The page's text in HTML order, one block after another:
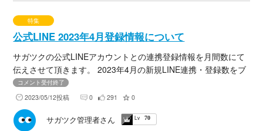
一緒にお伝えいたしますので、ぜひ今後の対策のご参考にして
みてください。
特集
公式LINE 2023年4月登録情報について
サガツクの公式LINEアカウントとの連携登録情報を月間数にて
伝えさせて頂きます。 2023年4月の新規LINE連携・登録数をブ
ログにてまとめましたので、下記URLよりご確認くださいま
せ。
コメント受付終了
2023/05/12投稿 0 291 0
サガツク管理者さん Lv 70